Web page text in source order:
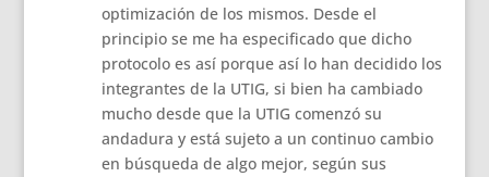
optimización de los mismos. Desde el
principio se me ha especificado que dicho
protocolo es así porque así lo han decidido los
integrantes de la UTIG, si bien ha cambiado
mucho desde que la UTIG comenzó su
andadura y está sujeto a un continuo cambio
en búsqueda de algo mejor, según sus